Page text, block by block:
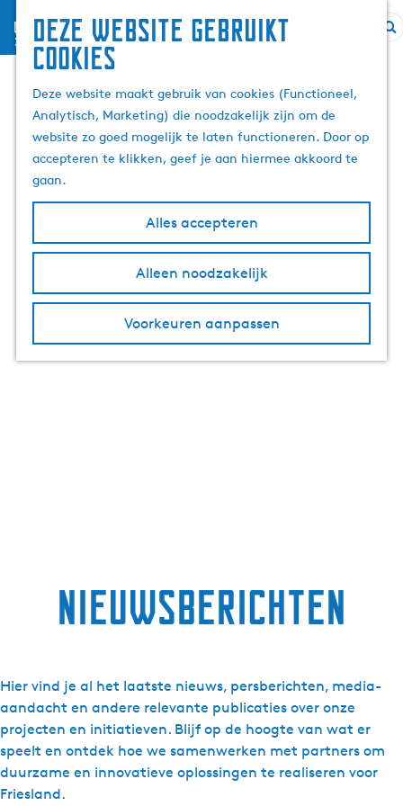
Deze website gebruikt
cookies
Deze website maakt gebruik van cookies (Functioneel,
Analytisch, Marketing) die noodzakelijk zijn om de
website zo goed mogelijk te laten functioneren. Door op
accepteren te klikken, geef je aan hiermee akkoord te
gaan.
Alles accepteren
Alleen noodzakelijk
Voorkeuren aanpassen
menu
G
a
n
a
a
r
e
o
p
Nieuwsberichten
Hier vind je al het laatste nieuws, persberichten, media-
aandacht en andere relevante publicaties over onze
projecten en initiatieven. Blijf op de hoogte van wat er
speelt en ontdek hoe we samenwerken met partners om
duurzame en innovatieve oplossingen te realiseren voor
Friesland.